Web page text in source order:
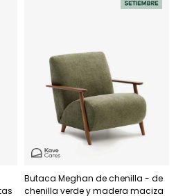
Butaca Meghan de chenilla - de
chenilla verde y madera maciza